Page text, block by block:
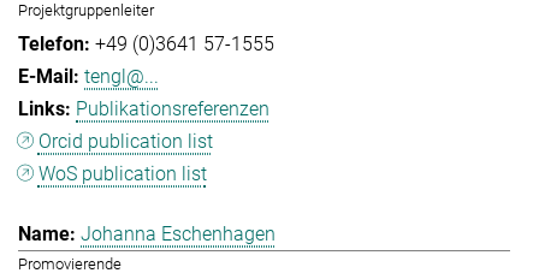
Projektgruppenleiter
+49 (0)3641 57-1555
tengl@...
Publikationsreferenzen
Orcid publication list
WoS publication list
Johanna Eschenhagen
Promovierende